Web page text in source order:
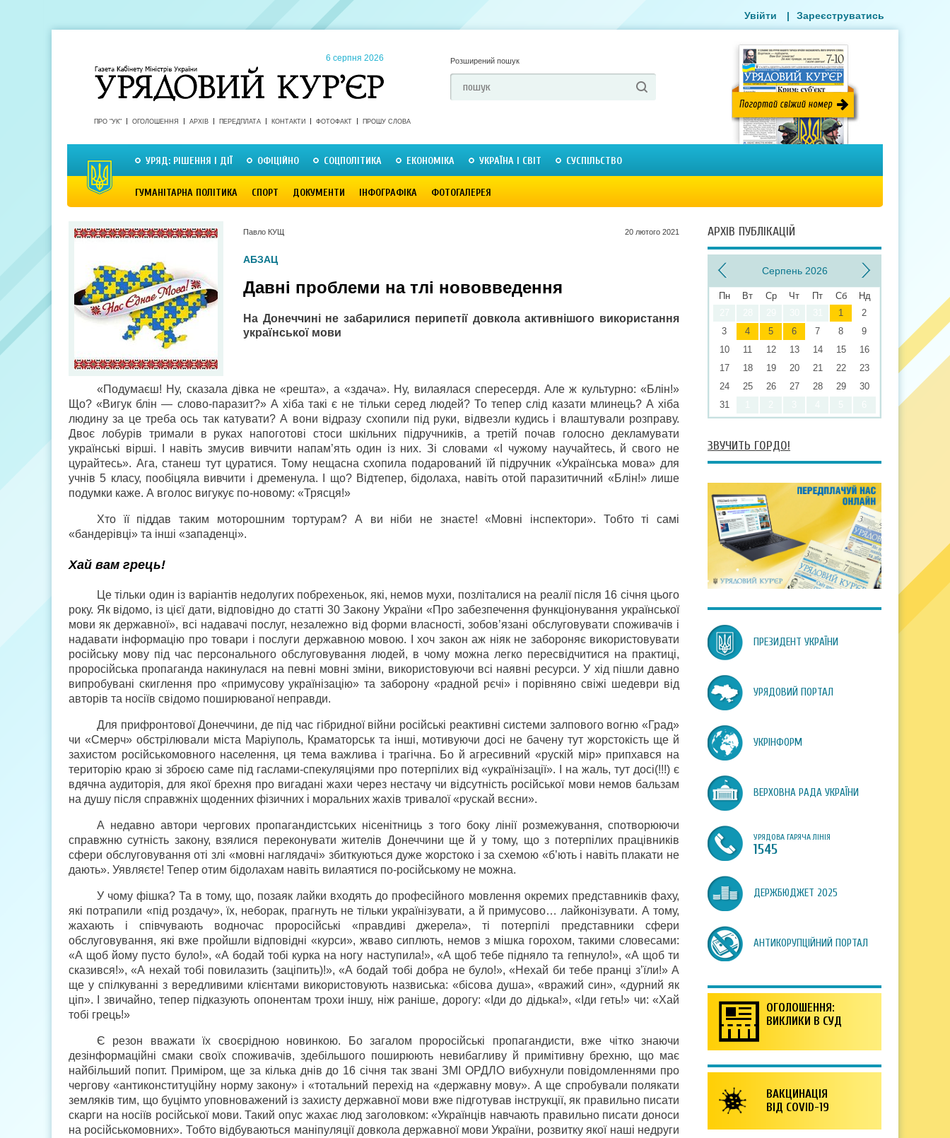
6 серпня 2026 Розширений пошук
ПРО "УК" ОГОЛОШЕННЯ АРХІВ ПЕРЕДПЛАТА КОНТАКТИ ФОТОФАКТ ПРОШУ СЛОВА
УРЯД: РІШЕННЯ І ДІЇ ОФІЦІЙНО СОЦПОЛІТИКА ЕКОНОМІКА УКРАЇНА І СВІТ СУСПІЛЬСТВО
ГУМАНІТАРНА ПОЛІТИКА СПОРТ ДОКУМЕНТИ ІНФОГРАФІКА ФОТОГАЛЕРЕЯ
Увійти | Зареєструватись
Павло КУЩ 20 лютого 2021
АБЗАЦ
Давні проблеми на тлі нововведення
На Донеччині не забарилися перипетії довкола активнішого використання
української мови
«Подумаєш! Ну, сказала дівка не «решта», а «здача». Ну, вилаялася спересердя. Але ж культурно: «Блін!»
Що? «Вигук блін — слово-паразит?» А хіба такі є не тільки серед людей? То тепер слід казати млинець? А хіба
людину за це треба ось так катувати? А вони відразу схопили під руки, відвезли кудись і влаштували розправу.
Двоє лобурів тримали в руках напоготові стоси шкільних підручників, а третій почав голосно декламувати
українські вірші. І навіть змусив вивчити напам’ять один із них. Зі словами «І чужому научайтесь, й свого не
цурайтесь». Ага, станеш тут цуратися. Тому нещасна схопила подарований їй підручник «Українська мова» для
учнів 5 класу, пообіцяла вивчити і дременула. І що? Відтепер, бідолаха, навіть отой паразитичний «Блін!» лише
подумки каже. А вголос вигукує по-новому: «Трясця!»
Хто її піддав таким моторошним тортурам? А ви ніби не знаєте! «Мовні інспектори». Тобто ті самі
«бандерівці» та інші «западенці».
Хай вам грець!
Це тільки один із варіантів недолугих побрехеньок, які, немов мухи, позліталися на реалії після 16 січня цього
року. Як відомо, із цієї дати, відповідно до статті 30 Закону України «Про забезпечення функціонування української
мови як державної», всі надавачі послуг, незалежно від форми власності, зобов’язані обслуговувати споживачів і
надавати інформацію про товари і послуги державною мовою. І хоч закон аж ніяк не забороняє використовувати
російську мову під час персонального обслуговування людей, в чому можна легко пересвідчитися на практиці,
проросійська пропаганда накинулася на певні мовні зміни, використовуючи всі наявні ресурси. У хід пішли давно
випробувані скиглення про «примусову українізацію» та заборону «радной рєчі» і порівняно свіжі шедеври від
авторів та носіїв свідомо поширюваної неправди.
Для прифронтової Донеччини, де під час гібридної війни російські реактивні системи залпового вогню «Град»
чи «Смерч» обстрілювали міста Маріуполь, Краматорськ та інші, мотивуючи досі не бачену тут жорстокість ще й
захистом російськомовного населення, ця тема важлива і трагічна. Бо й агресивний «рускій мір» припхався на
територію краю зі зброєю саме під гаслами-спекуляціями про потерпілих від «українізації». І на жаль, тут досі(!!!) є
вдячна аудиторія, для якої брехня про вигадані жахи через нестачу чи відсутність російської мови немов бальзам
на душу після справжніх щоденних фізичних і моральних жахів тривалої «рускай вєсни».
А недавно автори чергових пропагандистських нісенітниць з того боку лінії розмежування, спотворюючи
справжню сутність закону, взялися переконувати жителів Донеччини ще й у тому, що з потерпілих працівників
сфери обслуговування оті злі «мовні наглядачі» збиткуються дуже жорстоко і за схемою «б’ють і навіть плакати не
дають». Уявляєте! Тепер отим бідолахам навіть вилаятися по-російському не можна.
У чому фішка? Та в тому, що, позаяк лайки входять до професійного мовлення окремих представників фаху,
які потрапили «під роздачу», їх, неборак, прагнуть не тільки українізувати, а й примусово… лайконізувати. А тому,
жахають і співчувають водночас проросійські «правдиві джерела», ті потерпілі представники сфери
обслуговування, які вже пройшли відповідні «курси», жваво сиплють, немов з мішка горохом, такими словесами:
«А щоб йому пусто було!», «А бодай тобі курка на ногу наступила!», «А щоб тебе підняло та гепнуло!», «А щоб ти
сказився!», «А нехай тобі повилазить (заціпить)!», «А бодай тобі добра не було!», «Нехай би тебе пранці з’їли!» А
ще у спілкуванні з вередливими клієнтами використовують назвиська: «бісова душа», «вражий син», «дурний як
ціп». І звичайно, тепер підказують опонентам трохи іншу, ніж раніше, дорогу: «Іди до дідька!», «Іди геть!» чи: «Хай
тобі грець!»
Є резон вважати їх своєрідною новинкою. Бо загалом проросійські пропагандисти, вже чітко знаючи
дезінформаційні смаки своїх споживачів, здебільшого поширюють невибагливу й примітивну брехню, що має
найбільший попит. Приміром, ще за кілька днів до 16 січня так звані ЗМІ ОРДЛО вибухнули повідомленнями про
чергову «антиконституційну норму закону» і «тотальний перехід на «державну мову». А ще спробували полякати
земляків тим, що буцімто уповноважений із захисту державної мови вже підготував інструкції, як правильно писати
скарги на носіїв російської мови. Такий опус жахає люд заголовком: «Українців навчають правильно писати доноси
на російськомовних». Тобто відбуваються маніпуляції довкола державної мови України, розвитку якої наші недруги
АРХІВ ПУБЛІКАЦІЙ
Серпень 2026
Пн Вт Ср Чт Пт Сб
Нд
1
2
3
4 5 6 7 8
9
10
11 12 13 14 15
16
17
18 19 20 21 22
23
24
25 26 27 28 29
30
31
ЗВУЧИТЬ ГОРДО!
ПРЕЗИДЕНТ УКРАЇНИ
УРЯДОВИЙ ПОРТАЛ
УКРІНФОРМ
ВЕРХОВНА РАДА УКРАЇНИ
УРЯДОВА ГАРЯЧА ЛІНІЯ
1545
ДЕРЖБЮДЖЕТ 2025
АНТИКОРУПЦІЙНИЙ ПОРТАЛ
ОГОЛОШЕННЯ:
ВИКЛИКИ В СУД
ВАКЦИНАЦІЯ
ВІД COVID-19